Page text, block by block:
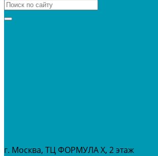
г. Москва, ТЦ ФОРМУЛА Х, 2 этаж